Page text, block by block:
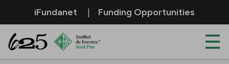
Salta al contingut principal
iFundanet Funding Opportunities